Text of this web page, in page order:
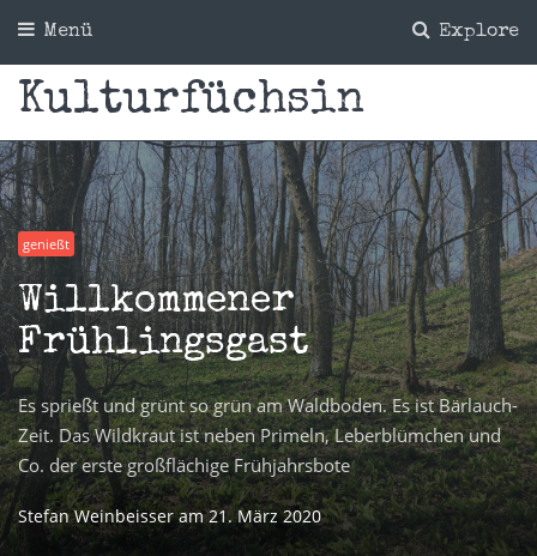
Explore
Menü
Kulturfüchsin
genießt
Willkommener
Frühlingsgast
Es sprießt und grünt so grün am Waldboden. Es ist Bärlauch-
Zeit. Das Wildkraut ist neben Primeln, Leberblümchen und
Co. der erste großflächige Frühjahrsbote
Stefan Weinbeisseram 21. März 2020